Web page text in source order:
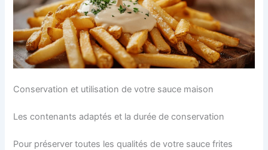
Conservation et utilisation de votre sauce maison
Les contenants adaptés et la durée de conservation
Pour préserver toutes les qualités de votre sauce frites